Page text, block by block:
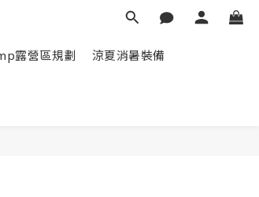
露營區規劃 涼夏消暑裝備